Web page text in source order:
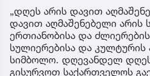
„დღეს არის დავით
დავით აღმაშენებელი არის
ერთიანობისა და
სულიერებისა და კულტურის
სიმბოლო. დღევანდელ
გისურვოთ საქართველოს